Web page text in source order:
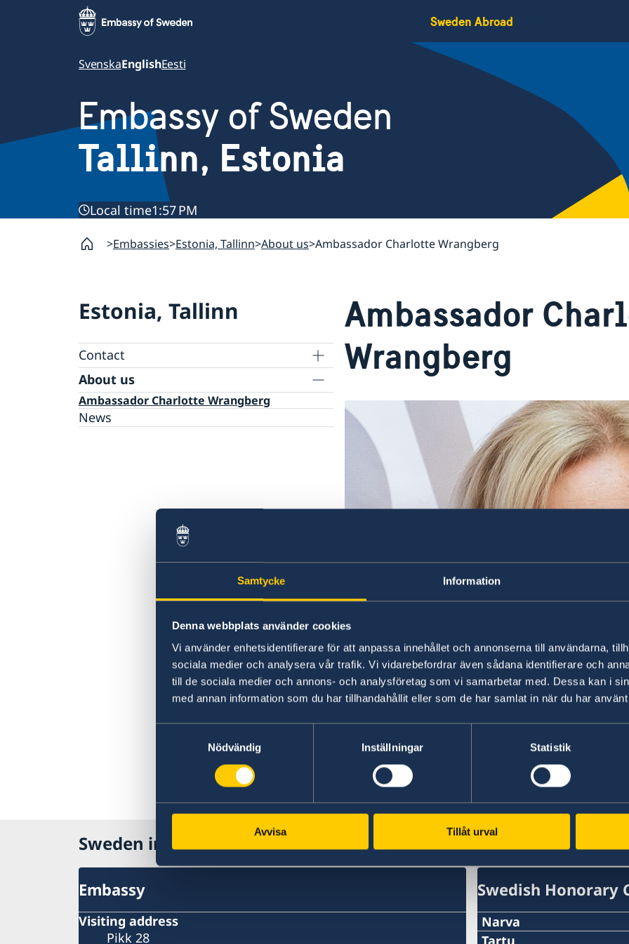
Samtycke Information
Denna webbplats använder cookies
Vi använder enhetsidentifierare för att anpassa innehållet och annonserna till användarna,
sociala medier och analysera vår trafik. Vi vidarebefordrar även sådana identifierare och
till de sociala medier och annons- och analysföretag som vi samarbetar med. Dessa kan i
med annan information som du har tillhandahållit eller som de har samlat in när du har
Nödvändig
Inställningar Statistik
Avvisa Tillåt urval
Sweden Abroad
SvenskaEnglishEesti
Embassy of Sweden
Tallinn, Estonia
Local time1:57 PM
Embassies Estonia, Tallinn About us Ambassador Charlotte Wrangberg
Estonia, Tallinn
Contact
Sweden in Estonia
About us
Ambassador Charlotte Wrangberg
News
Ambassador
Wrangberg
Charlotte Wrangberg. Foto/Photo by: Andreas
Sweden in Estonia
Embassy
Visiting address
Pikk 28
Swedish Honorary
Narva
Phone:
Tartu